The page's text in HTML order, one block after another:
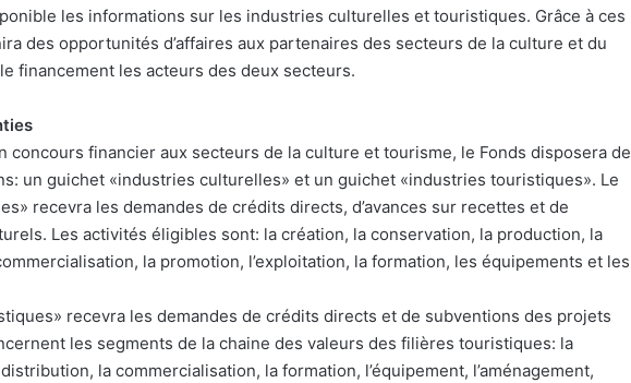
les informations sur les industries culturelles et touristiques. Grâce à ces
des opportunités d’affaires aux partenaires des secteurs de la culture et du
financement les acteurs des deux secteurs.
concours financier aux secteurs de la culture et tourisme, le Fonds disposera de
un guichet «industries culturelles» et un guichet «industries touristiques». Le
recevra les demandes de crédits directs, d’avances sur recettes et de
Les activités éligibles sont: la création, la conservation, la production, la
la promotion, l’exploitation, la formation, les équipements et les
recevra les demandes de crédits directs et de subventions des projets
les segments de la chaine des valeurs des filières touristiques: la
la commercialisation, la formation, l’équipement, l’aménagement,